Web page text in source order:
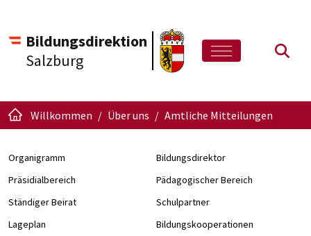
Bildungsdirektion
Salzburg
Willkommen Über uns Amtliche Mitteilungen
Organigramm
Bildungsdirektor
Präsidialbereich
Pädagogischer Bereich
Ständiger Beirat
Schulpartner
Lageplan
Bildungskooperationen